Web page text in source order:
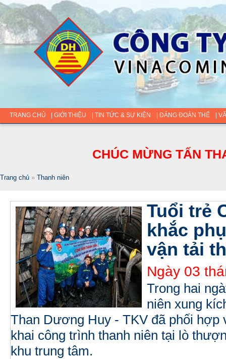
TRANG CHỦ | GIỚI THIỆU | TIN TỨC & SỰ KIỆN | ĐẢNG ĐOÀN THỂ |
CHÚC MỪNG TẤN
Trang chủ » Thanh niên
Tuổi trẻ
khắc
vận tải
Ngày 03
Trong hai
niên xung
Than Dương Huy - TKV đã phối
khai công trình thanh niên tại lò
khu trung tâm.